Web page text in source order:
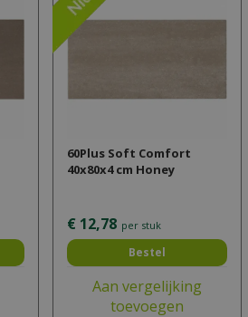
60Plus Soft Comfort
40x80x4 cm Honey
€ 12,78 per stuk
Bestel
Aan vergelijking
toevoegen